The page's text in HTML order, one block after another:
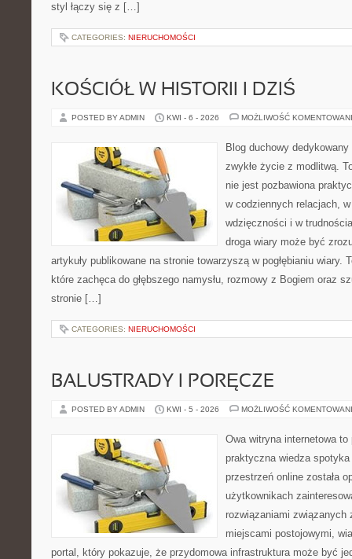
styl łączy się z […]
CATEGORIES: NIERUCHOMOŚCI
KOŚCIÓŁ W HISTORII I DZIŚ
POSTED BY ADMIN KWI - 6 - 2026 MOŻLIWOŚĆ
Blog duchowy
zwykłe życie z modlitwą.
nie jest pozbawiona
w codziennych relacjach,
wdzięczności i w
droga wiary może być
artykuły publikowane na stronie towarzyszą w pogłębianiu wiary.
które zachęca do głębszego namysłu, rozmowy z Bogiem oraz
stronie […]
CATEGORIES: NIERUCHOMOŚCI
BALUSTRADY I PORĘCZE
POSTED BY ADMIN KWI - 5 - 2026 MOŻLIWOŚĆ
Owa witryna internetowa
praktyczna wiedza
przestrzeń online została
użytkownikach
rozwiązaniami związanych
miejscami postojowymi,
portal, który pokazuje, że przydomowa infrastruktura może być